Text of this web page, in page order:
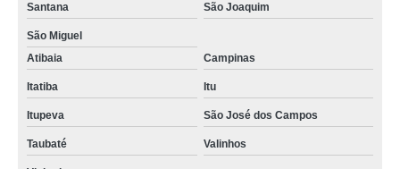
Santana São Joaquim
São Miguel
Atibaia
Campinas
Itatiba Itu
Itupeva São José dos Campos
Taubaté Valinhos